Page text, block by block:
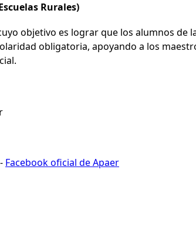
Rurales)
objetivo es lograr que los alumnos de
obligatoria, apoyando a los
- Facebook oficial de Apaer